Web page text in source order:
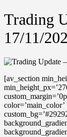
Trading
17/11/
[av_section